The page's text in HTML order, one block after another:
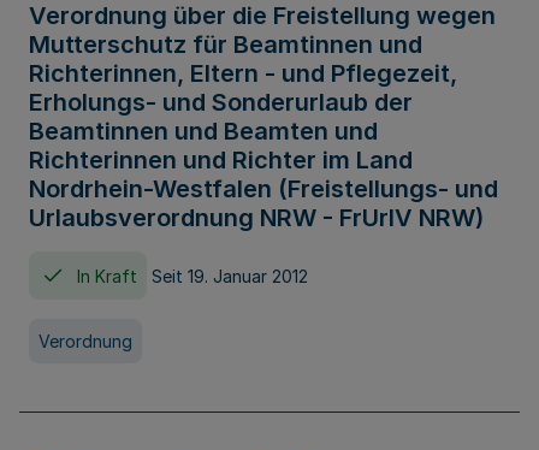
Verordnung über die Freistellung wegen
Mutterschutz für Beamtinnen und
Richterinnen, Eltern - und Pflegezeit,
Erholungs- und Sonderurlaub der
Beamtinnen und Beamten und
Richterinnen und Richter im Land
Nordrhein-Westfalen (Freistellungs- und
Urlaubsverordnung NRW - FrUrlV NRW)
In Kraft Seit 19. Januar 2012
Verordnung